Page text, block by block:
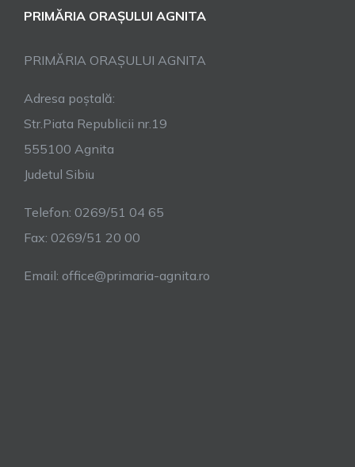
PRIMĂRIA ORAȘULUI AGNITA
PRIMĂRIA ORAȘULUI AGNITA
Adresa poștală:
Str.Piata Republicii nr.19
555100 Agnita
Judetul Sibiu
Telefon: 0269/51 04 65
Fax: 0269/51 20 00
Email: office@primaria-agnita.ro